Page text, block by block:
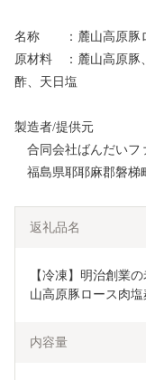
名称 ：麓山高原豚
原材料 ：麓山高原豚
酢、天日塩
製造者/提供元
合同会社ばんだいフ
福島県耶耶麻郡磐梯
返礼品名
【冷凍】明治創業
山高原豚ロース肉塩
内容量